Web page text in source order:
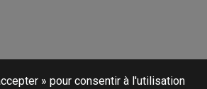
» pour consentir à l'utilisation